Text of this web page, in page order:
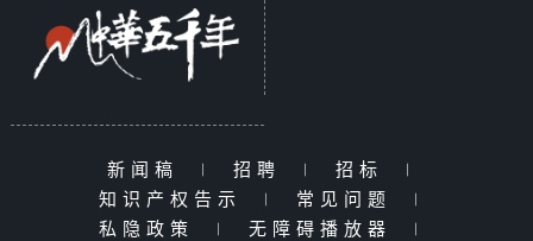
新闻稿 | 招聘 | 招标
|
知识产权告示
| 常见问题
|
私隐政策
| 无障碍播放器
|